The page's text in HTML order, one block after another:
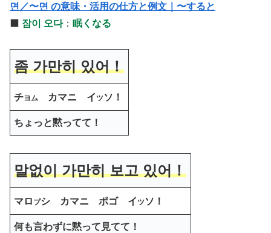
면／〜면 の意味・活用の仕方と例文｜〜すると
잠이 오다： 眠くなる
좀 가만히 있어！
チヨム カマニ イツソ！
ちょっと黙ってて！
말없이 가만히 보고 있어！
マロ プシ カマニ ポゴ イツソ！
何も言わずに黙って見てて！